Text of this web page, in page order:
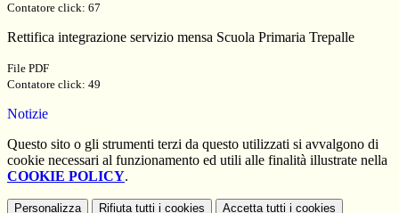
Contatore click: 67
Rettifica integrazione servizio mensa Scuola Primaria Trepalle
File PDF
Contatore click: 49
Notizie
Questo sito o gli strumenti terzi da questo utilizzati si avvalgono di
cookie necessari al funzionamento ed utili alle finalità illustrate nella
COOKIE POLICY.
Personalizza Rifiuta tutti i cookies Accetta tutti i cookies